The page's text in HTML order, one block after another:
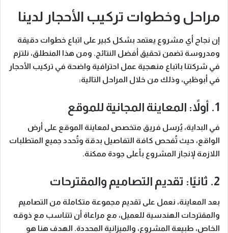
مراحل وخطوات تركيب الأحجار لدينا
إن نجاح أي مشروع يعتمد بشكل كبير على اتباع خطوات دقيقة
ومدروسة تضمن تحقيق أفضل النتائج. ومن هذا المنطلق، نلتزم
في شركتنا باتباع منهجية عمل احترافية واضحة في تركيب الأحجار
في أبوظبي، وذلك من خلال المراحل التالية:
1. أولاً: المعاينة المجانية للموقع
في البداية، يُرسل فريق متخصص لمعاينة الموقع على أرض
الواقع، حيث تُفحص كافة التفاصيل بدقة وتُحدد جميع المتطلبات
اللازمة لإنجاز المشروع بأعلى جودة ممكنة.
2. ثانيًا: تقديم التصاميم والمقترحات
بعد المعاينة، نعمل على تقديم مجموعة متكاملة من التصاميم
والمقترحات الهندسية للعميل، مع مراعاة أن تتناسب مع ذوقه
الخاص، طبيعة المشروع، والميزانية المحددة. الهدف هنا هو